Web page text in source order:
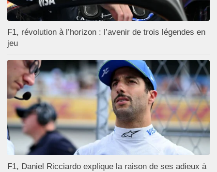
F1, révolution à l’horizon : l’avenir de trois légendes en
jeu
F1, Daniel Ricciardo explique la raison de ses adieux à